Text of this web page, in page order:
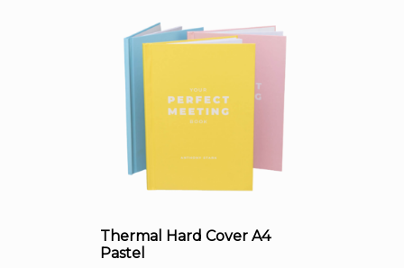
Thermal Hard Cover A4
Pastel